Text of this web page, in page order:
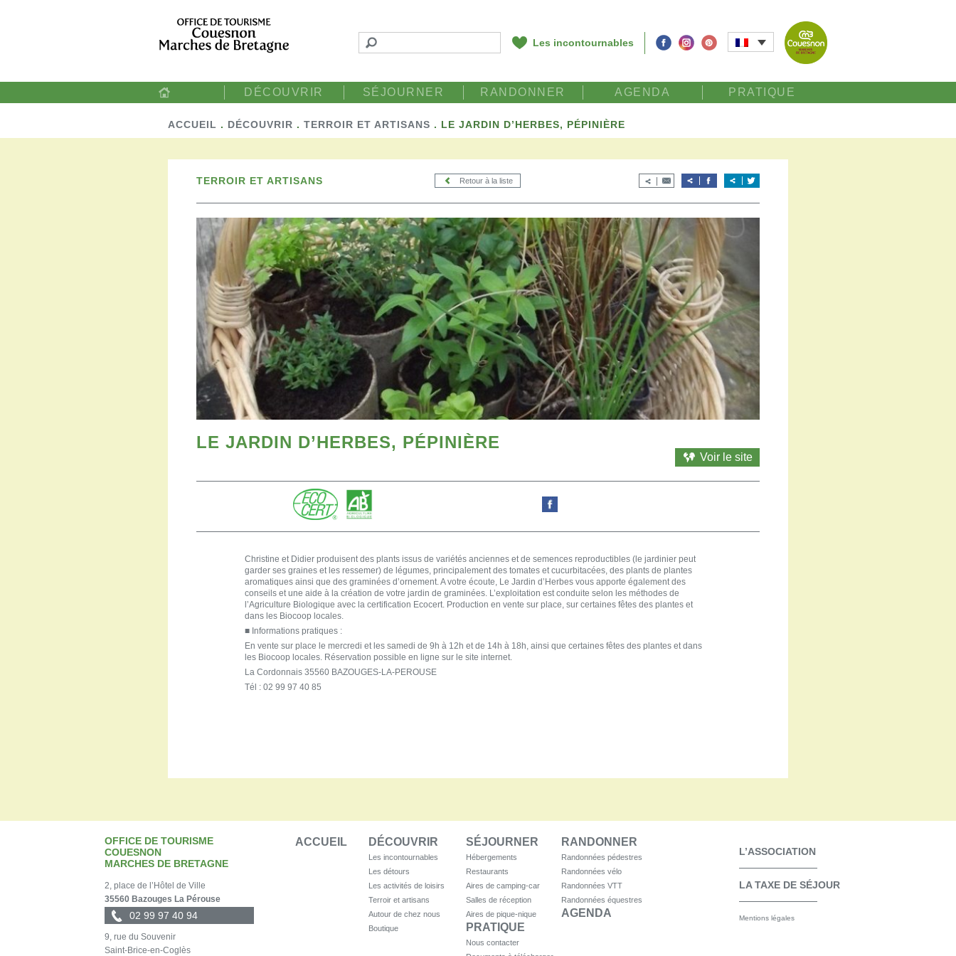
Les incontournables
DÉCOUVRIR SÉJOURNER RANDONNER AGENDA PRATIQUE
ACCUEIL . DÉCOUVRIR .TERROIR ET ARTISANS . LE JARDIN D’HERBES, PÉPINIÈRE
TERROIR ET ARTISANS Retour à la liste
LE JARDIN D’HERBES, PÉPINIÈRE
Voir le site
Christine et Didier produisent des plants issus de variétés anciennes et de semences reproductibles (le jardinier peut
garder ses graines et les ressemer) de légumes, principalement des tomates et cucurbitacées, des plants de plantes
aromatiques ainsi que des graminées d’ornement. A votre écoute, Le Jardin d’Herbes vous apporte également des
conseils et une aide à la création de votre jardin de graminées. L’exploitation est conduite selon les méthodes de
l’Agriculture Biologique avec la certification Ecocert. Production en vente sur place, sur certaines fêtes des plantes et
dans les Biocoop locales.
■Informations pratiques :
En vente sur place le mercredi et les samedi de 9h à 12h et de 14h à 18h, ainsi que certaines fêtes des plantes et dans
les Biocoop locales. Réservation possible en ligne sur le site internet.
La Cordonnais 35560 BAZOUGES-LA-PEROUSE
Tél : 02 99 97 40 85
OFFICE DE TOURISME
COUESNON
MARCHES DE BRETAGNE
2, place de l’Hôtel de Ville
35560 Bazouges La Pérouse
02 99 97 40 94
9, rue du Souvenir
Saint-Brice-en-Coglès
ACCUEIL DÉCOUVRIR
Les incontournables
Les détours
Les activités de loisirs
Terroir et artisans
Autour de chez nous
Boutique
SÉJOURNER
Hébergements
Restaurants
Aires de camping-car
Salles de réception
Aires de pique-nique
RANDONNER
Randonnées pédestres
Randonnées vélo
Randonnées VTT
Randonnées équestres
AGENDA
PRATIQUE
Nous contacter
L’ASSOCIATION
LA TAXE DE SÉJOUR
Mentions légales